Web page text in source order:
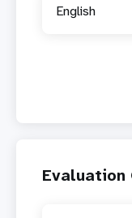
English
Evaluation